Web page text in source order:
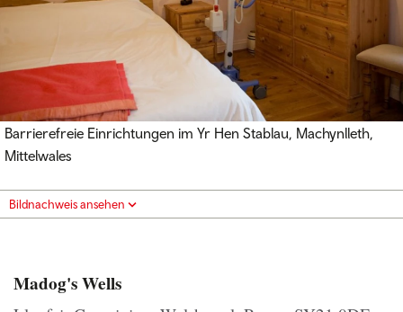
Barrierefreie Einrichtungen im Yr Hen Stablau, Machynlleth,
Mittelwales
Bildnachweis ansehen
Madog's Wells